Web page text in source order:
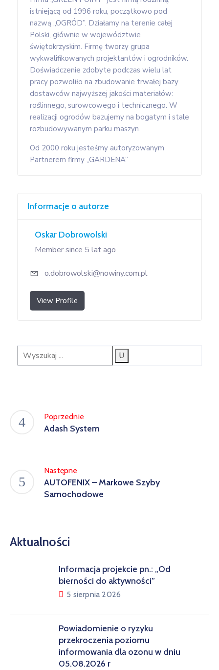
istniejącą od 1996 roku, początkowo pod
nazwą „OGRÓD”. Działamy na terenie całej
Polski, głównie w województwie
świętokrzyskim. Firmę tworzy grupa
wykwalifikowanych projektantów i ogrodników.
Doświadczenie zdobyte podczas wielu lat
pracy pozwoliło na zbudowanie trwałej bazy
dostawców najwyższej jakości materiałów:
roślinnego, surowcowego i technicznego. W
realizacji ogrodów bazujemy na bogatym i stale
rozbudowywanym parku maszyn.
Od 2000 roku jesteśmy autoryzowanym
Partnerem firmy „GARDENA”
Informacje o autorze
Oskar Dobrowolski
Member since 5 lat ago
o.dobrowolski@nowiny.com.pl
View Profile
Poprzednie
Adash System
Następne
AUTOFENIX – Markowe Szyby
Samochodowe
Aktualności
Informacja projekcie pn.: „Od
bierności do aktywności”
5 sierpnia 2026
Powiadomienie o ryzyku
przekroczenia poziomu
informowania dla ozonu w dniu
05.08.2026 r